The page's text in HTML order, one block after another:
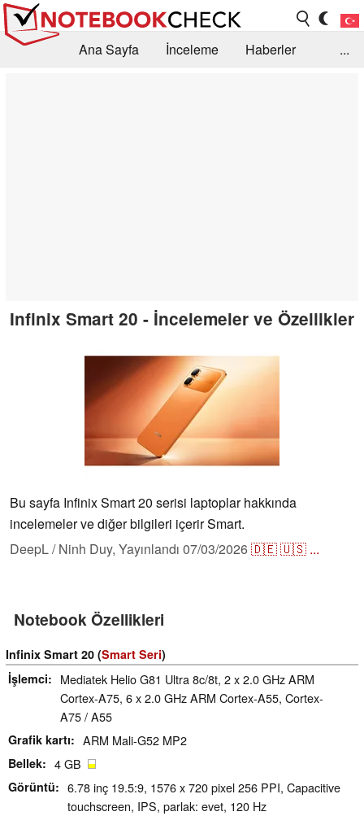
Ana Sayfa İnceleme
Haberler
...
Infinix Smart 20 - İncelemeler ve Özellikler
Bu sayfa Infinix Smart 20 serisi laptoplar hakkında
incelemeler ve diğer bilgileri içerir Smart.
DeepL / Ninh Duy, Yayınlandı 07/03/2026🇩🇪🇺🇸 ...
Notebook Özellikleri
Infinix Smart 20 (Smart Seri)
İşlemci
Mediatek Helio G81 Ultra 8c/8t, 2 x 2.0 GHz ARM
Cortex-A75, 6 x 2.0 GHz ARM Cortex-A55, Cortex-
A75 / A55
Grafik kartı ARM Mali-G52 MP2
Bellek 4 GB
Görüntü
6.78 inç 19.5:9, 1576 x 720 pixel 256 PPI, Capacitive
touchscreen, IPS, parlak: evet, 120 Hz